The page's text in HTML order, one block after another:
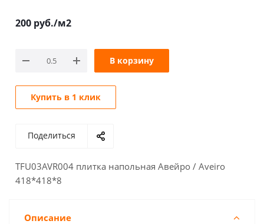
200 руб./м2
В корзину
Купить в 1 клик
Поделиться
TFU03AVR004 плитка напольная Авейро / Aveiro
418*418*8
Описание